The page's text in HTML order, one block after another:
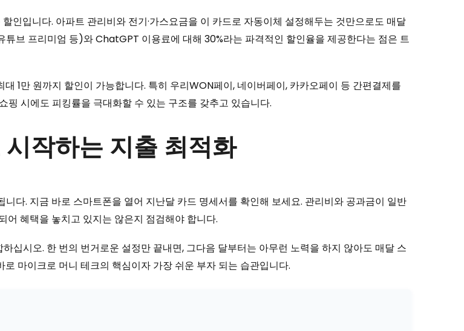
인입니다. 아파트 관리비와 전기·가스요금을 이 카드로 자동이체 설정해두는 것만으로도 매달
브 프리미엄 등)와 ChatGPT 이용료에 대해 30%라는 파격적인 할인율을 제공한다는 점은 트
1만 원까지 할인이 가능합니다. 특히 우리WON페이, 네이버페이, 카카오페이 등 간편결제를
핑 시에도 피킹률을 극대화할 수 있는 구조를 갖추고 있습니다.
작하는 지출 최적화
다. 지금 바로 스마트폰을 열어 지난달 카드 명세서를 확인해 보세요. 관리비와 공과금이 일반
어 혜택을 놓치고 있지는 않은지 점검해야 합니다.
십시오. 한 번의 번거로운 설정만 끝내면, 그다음 달부터는 아무런 노력을 하지 않아도 매달 스
마이크로 머니 테크의 핵심이자 가장 쉬운 부자 되는 습관입니다.